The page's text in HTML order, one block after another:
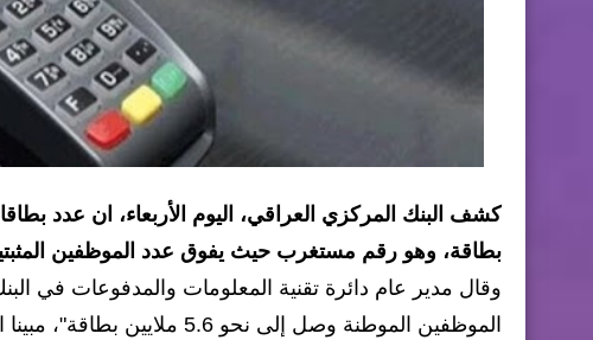
بطاقة، وهو رقم مستغرب حيث يفوق عدد الموظفين المثبتين لدى
وقال مدير عام دائرة تقنية المعلومات والمدفوعات في
الموظفين الموطنة وصل إلى